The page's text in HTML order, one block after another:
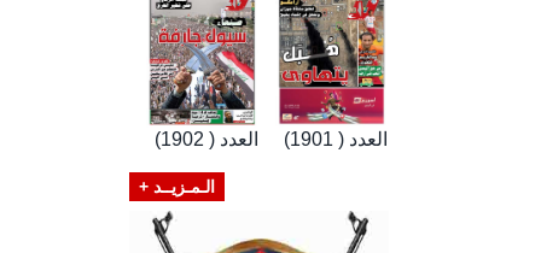
العدد ( 1902) العدد ( 1901)
الـمـزيــد +